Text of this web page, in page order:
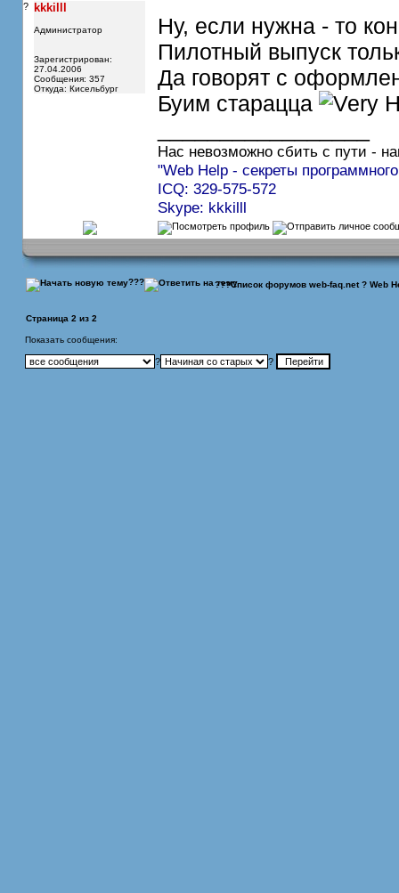
? kkkilll
Администратор
Зарегистрирован:
27.04.2006
Сообщения: 357
Откуда: Кисельбург
Ну, если нужна - то
Пилотный выпуск
Да говорят с
Буим старацца
Нас невозможно сбить с пути -
"Web Help - секреты
ICQ: 329-575-572
Skype: kkkilll
??? ???Список форумов web-faq.net? Web
Страница 2 из 2
Показать сообщения:
? ?